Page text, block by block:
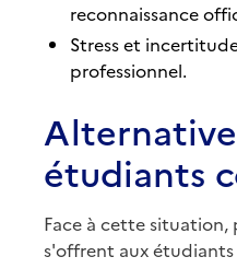
reconnaissance
Stress et
professionnel.
étudiants
Face à cette situation,
s'offrent aux étudiants